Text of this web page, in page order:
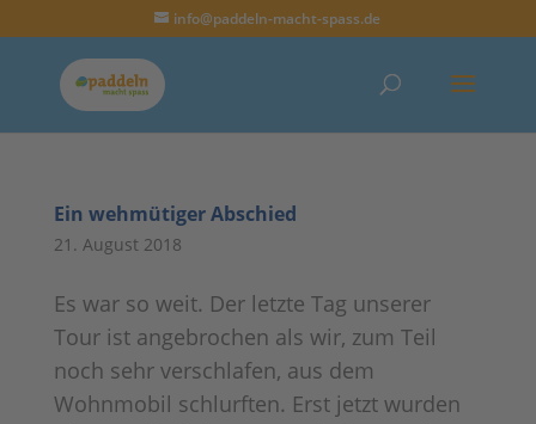
info@paddeln-macht-spass.de
Ein wehmütiger Abschied
21. August 2018
Es war so weit. Der letzte Tag unserer
Tour ist angebrochen als wir, zum Teil
noch sehr verschlafen, aus dem
Wohnmobil schlurften. Erst jetzt wurden